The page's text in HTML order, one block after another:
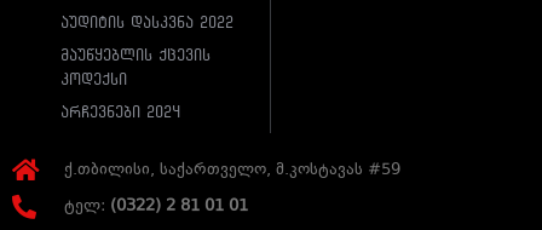
აუდიტის დასკვნა 2022
მაუწყებლის ქცევის
კოდექსი
არჩევნები 2024
ქ.თბილისი, საქართველო, მ.კოსტავას #59
ტელ: (0322) 2 81 01 01